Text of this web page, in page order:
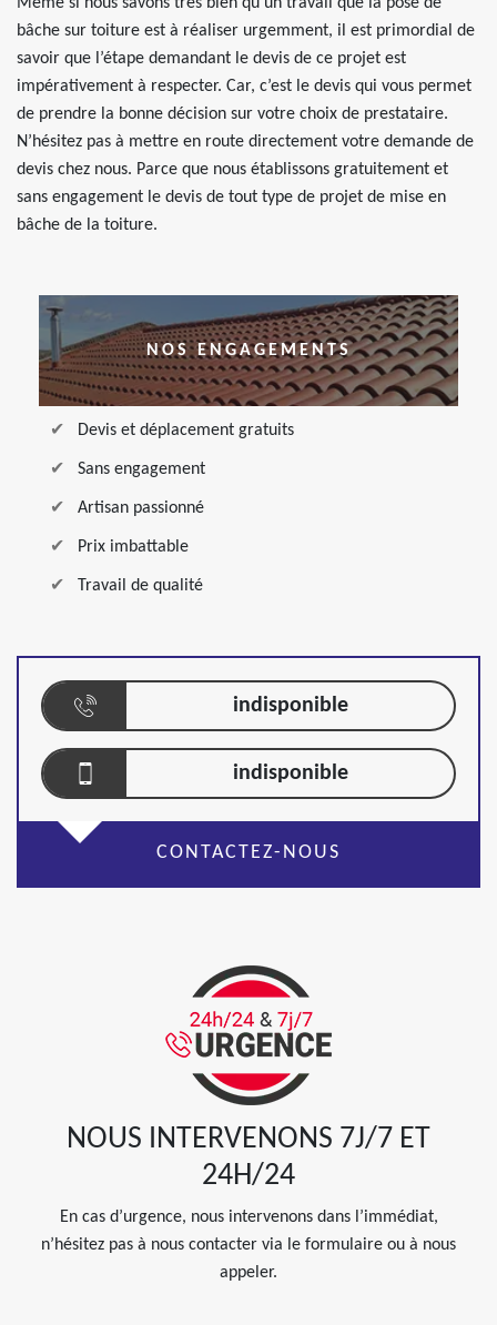
bâche sur toiture est à réaliser urgemment, il est primordial de
savoir que l’étape demandant le devis de ce projet est
impérativement à respecter. Car, c’est le devis qui vous permet
de prendre la bonne décision sur votre choix de prestataire.
N’hésitez pas à mettre en route directement votre demande de
devis chez nous. Parce que nous établissons gratuitement et
sans engagement le devis de tout type de projet de mise en
bâche de la toiture.
NOS ENGAGEMENTS
Devis et déplacement gratuits
Sans engagement
Artisan passionné
Prix imbattable
Travail de qualité
indisponible
indisponible
CONTACTEZ-NOUS
NOUS INTERVENONS 7J/7 ET
24H/24
En cas d’urgence, nous intervenons dans l’immédiat,
n’hésitez pas à nous contacter via le formulaire ou à nous
appeler.